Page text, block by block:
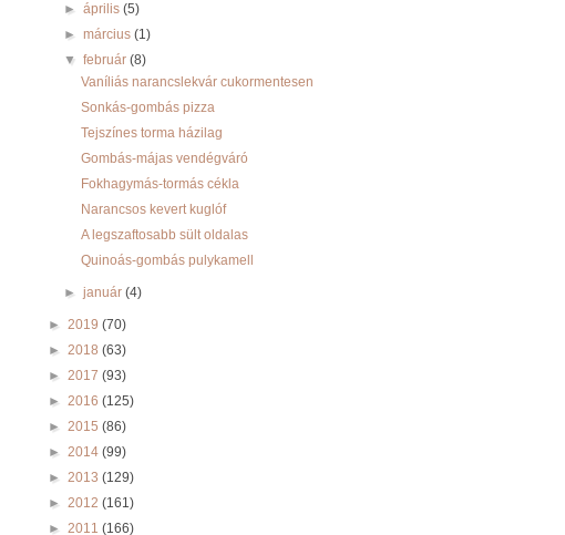
►április(5)
►március(1)
▼február(8)
Vaníliás narancslekvár cukormentesen
Sonkás-gombás pizza
Tejszínes torma házilag
Gombás-májas vendégváró
Fokhagymás-tormás cékla
Narancsos kevert kuglóf
A legszaftosabb sült oldalas
Quinoás-gombás pulykamell
►január(4)
► 2019 (70)
► 2018 (63)
► 2017 (93)
► 2016 (125)
► 2015 (86)
► 2014 (99)
► 2013 (129)
► 2012 (161)
► 2011 (166)